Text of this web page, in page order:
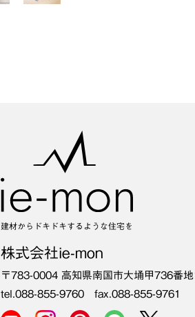
建材からドキドキするような住宅を
株式会社ie-mon
〒783-0004 高知県南国市大埇甲736番地
tel.088-855-9760 fax.088-855-9761